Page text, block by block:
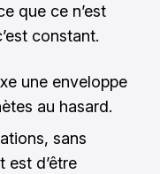
que ce n’est
constant.
une enveloppe
au hasard.
sans
est d’être